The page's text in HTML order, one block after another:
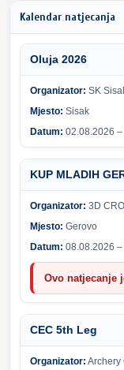
Kalendar natjecanja
Oluja 2026
Organizator: SK
Mjesto: Sisak
Datum: 02.08.2026
KUP MLADIH
Organizator: 3D
Mjesto: Gerovo
Datum: 08.08.2026
Ovo natjecanje
CEC 5th Leg
Organizator: Archery